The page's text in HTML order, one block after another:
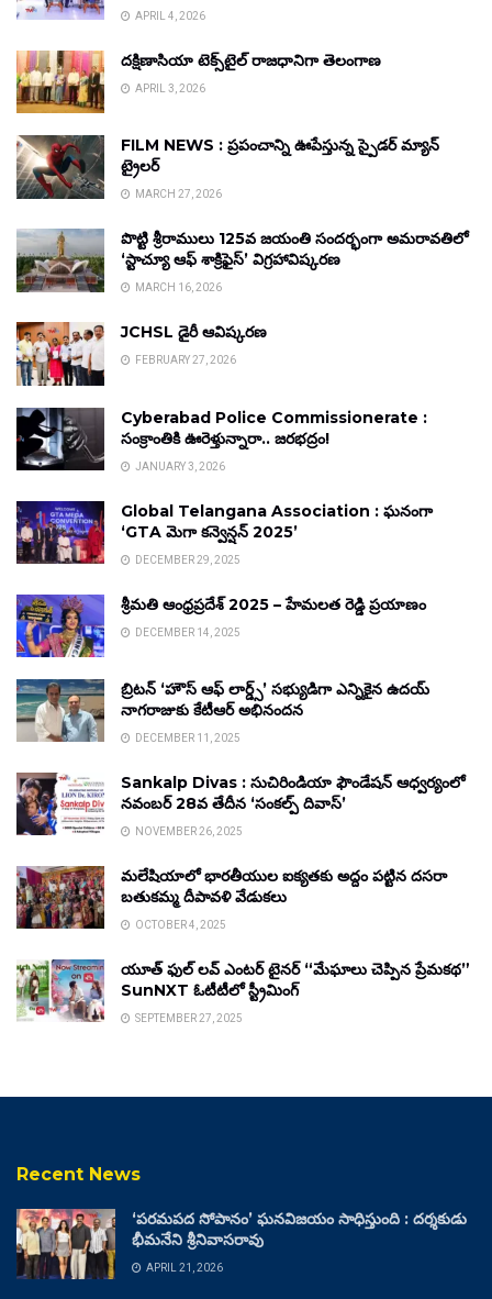
APRIL 4, 2026
దక్షిణాసియా టెక్స్‌టైల్ రాజధానిగా తెలంగాణ
APRIL 3, 2026
FILM NEWS : ప్రపంచాన్ని ఊపేస్తున్న స్పైడర్ మ్యాన్
ట్రైలర్
MARCH 27, 2026
పొట్టి శ్రీరాములు 125వ జయంతి సందర్భంగా అమరావతిలో
‘స్టాచ్యూ ఆఫ్ శాక్రిఫైస్’ విగ్రహావిష్కరణ
MARCH 16, 2026
JCHSL డైరీ ఆవిష్కరణ
FEBRUARY 27, 2026
Cyberabad Police Commissionerate :
సంక్రాంతికి ఊరెళ్తున్నారా.. జరభద్రం!
JANUARY 3, 2026
Global Telangana Association : ఘనంగా
‘GTA మెగా కన్వెన్షన్ 2025’
DECEMBER 29, 2025
శ్రీమతి ఆంధ్రప్రదేశ్ 2025 – హేమలత రెడ్డి ప్రయాణం
DECEMBER 14, 2025
బ్రిటన్ ‘హౌస్ ఆఫ్ లార్డ్స్’ సభ్యుడిగా ఎన్నికైన ఉదయ్
నాగరాజుకు కేటీఆర్ అభినందన
DECEMBER 11, 2025
Sankalp Divas : సుచిరిండియా ఫౌండేషన్ ఆధ్వర్యంలో
నవంబర్ 28వ తేదీన ‘సంకల్ప్ దివాస్’
NOVEMBER 26, 2025
మలేషియాలో భారతీయుల ఐక్యతకు అద్దం పట్టిన దసరా
బతుకమ్మ దీపావళి వేడుకలు
OCTOBER 4, 2025
యూత్ ఫుల్ లవ్ ఎంటర్ టైనర్ “మేఘాలు చెప్పిన ప్రేమకథ”
SunNXT ఓటీటీలో స్ట్రీమింగ్
SEPTEMBER 27, 2025
Recent News
‘పరమపద సోపానం’ ఘనవిజయం సాధిస్తుంది : దర్శకుడు
భీమనేని శ్రీనివాసరావు
APRIL 21, 2026